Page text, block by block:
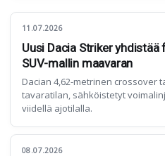
11.07.2026
Uusi Dacia Striker
SUV-mallin maavaran
Dacian 4,62-metrinen crossover
tavaratilan, sähköistetyt
viidellä ajotilalla.
08.07.2026